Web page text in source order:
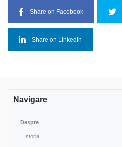
Share on Facebook
Share on LinkedIn
Navigare
Despre
Istoria